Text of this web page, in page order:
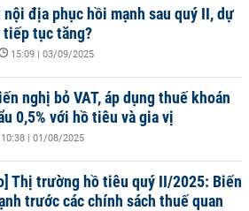
địa phục hồi mạnh sau quý II, dự
tiếp tục tăng?
15:09 | 03/09/2025
nghị bỏ VAT, áp dụng thuế khoán
0,5% với hồ tiêu và gia vị
10:38 | 01/08/2025
Thị trường hồ tiêu quý II/2025: Biến
trước các chính sách thuế quan